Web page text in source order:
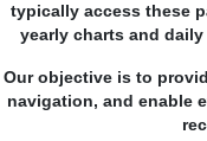
typically access these
yearly charts and
Our objective is to
navigation, and enable